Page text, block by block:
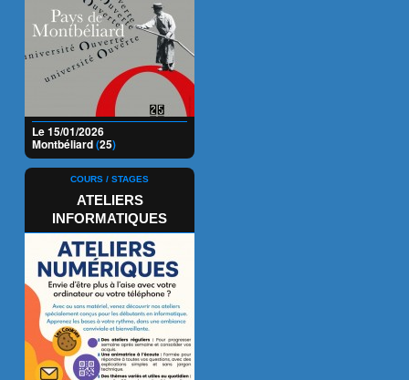
Le 15/01/2026
Montbéliard(25)
COURS / STAGES
ATELIERS
INFORMATIQUES